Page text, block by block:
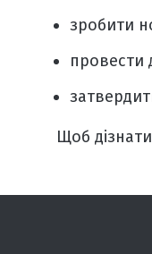
зробити
провести
Щоб